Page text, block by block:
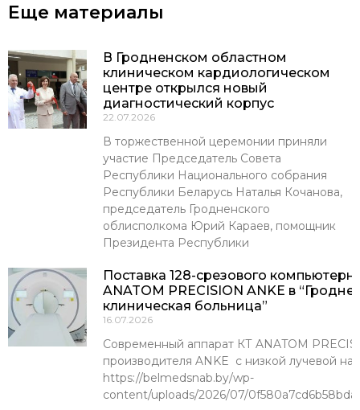
Еще материалы
В Гродненском областном
клиническом кардиологическом
центре открылся новый
диагностический корпус
22.07.2026
В торжественной церемонии приняли
участие Председатель Совета
Республики Национального собрания
Республики Беларусь Наталья Кочанова,
председатель Гродненского
облисполкома Юрий Караев, помощник
Президента Республики
Поставка 128-срезового
ANATOM PRECISION ANKE в
клиническая больница”
16.07.2026
Современный аппарат КТ ANATOM
производителя ANKE с низкой лучевой
https://belmedsnab.by/wp-
content/uploads/2026/07/